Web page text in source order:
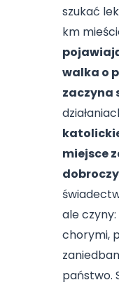
szukać
km
walka o
zaczyna
miejsce
ale
chorymi,
państwo.